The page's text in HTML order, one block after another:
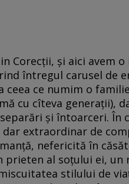
Corecţii, şi aici avem
întregul carusel de
ceea ce numim o
cu cîteva generaţii),
şi întoarceri. În
extraordinar de
nefericită în
prieten al soţului ei,
stilului de